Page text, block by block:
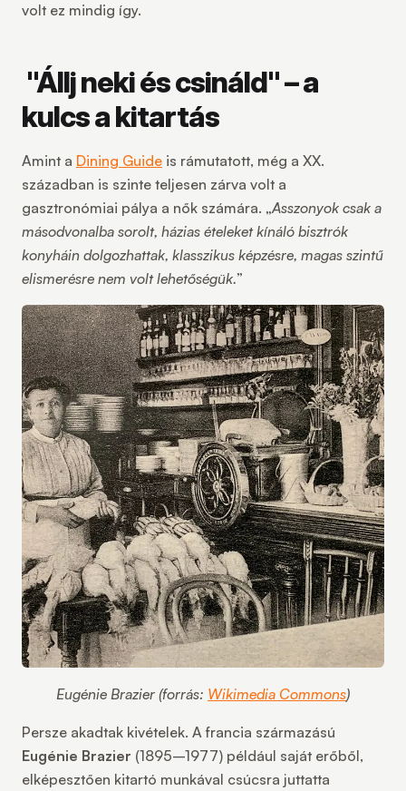
volt ez mindig így.
"Állj neki és csináld" – a
kulcs a kitartás
Amint a Dining Guide is rámutatott, még a XX.
században is szinte teljesen zárva volt a
gasztronómiai pálya a nők számára. „Asszonyok csak a
másodvonalba sorolt, házias ételeket kínáló bisztrók
konyháin dolgozhattak, klasszikus képzésre, magas szintű
elismerésre nem volt lehetőségük.”
Eugénie Brazier (forrás: Wikimedia Commons)
Persze akadtak kivételek. A francia származású
Eugénie Brazier (1895–1977) például saját erőből,
elképesztően kitartó munkával csúcsra juttatta